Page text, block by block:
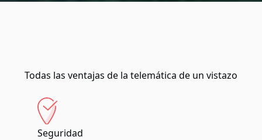
Todas las ventajas de la telemática de un vistazo
Seguridad